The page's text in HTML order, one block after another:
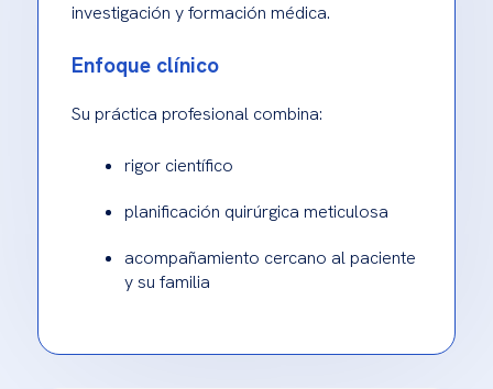
investigación y formación médica.
Enfoque clínico
Su práctica profesional combina:
rigor científico
planificación quirúrgica meticulosa
acompañamiento cercano al paciente
y su familia